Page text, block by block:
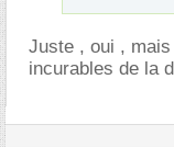
Juste , oui ,
incurables de la